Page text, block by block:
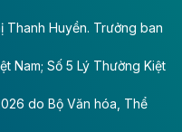
Nam - CTCP
trong quý
thu
Thanh Huyền. Trưởng ban
Nam; Số 5 Lý Thường Kiệt
do Bộ Văn hóa, Thể